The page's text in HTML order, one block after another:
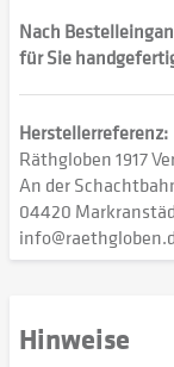
Nach
für Sie
Herstellerreferenz:
Räthgloben 1917
An der
04420
Hinweise